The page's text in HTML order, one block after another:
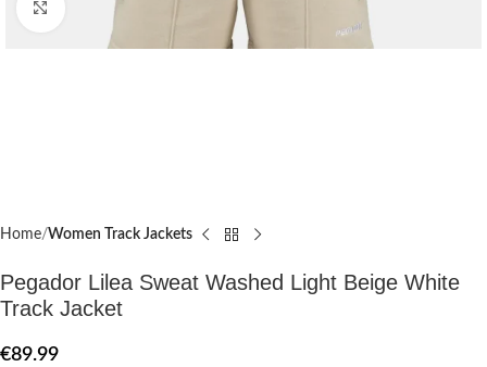
Click to enlarge
Home Women Track Jackets
Pegador Lilea Sweat Washed Light Beige White
Track Jacket
€89.99